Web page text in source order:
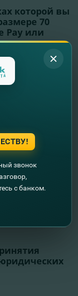
которой вы
70
Pay или
звонок
с банком.